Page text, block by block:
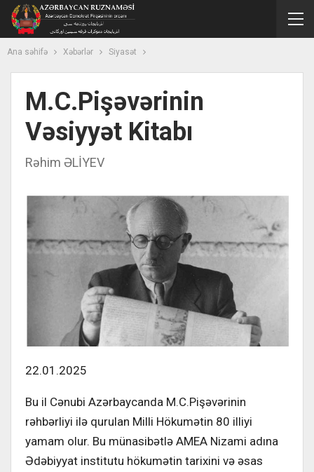
Ana səhifə Xəbərlər Siyasət
M.C.Pişəvərinin
Vəsiyyət Kitabı
Rəhim ƏLİYEV
22.01.2025
Bu il Cənubi Azərbaycanda M.C.Pişəvərinin
rəhbərliyi ilə qurulan Milli Hökumətin 80 illiyi
yamam olur. Bu münasibətlə AMEA Nizami adına
Ədəbiyyat institutu hökumətin tarixini və əsas